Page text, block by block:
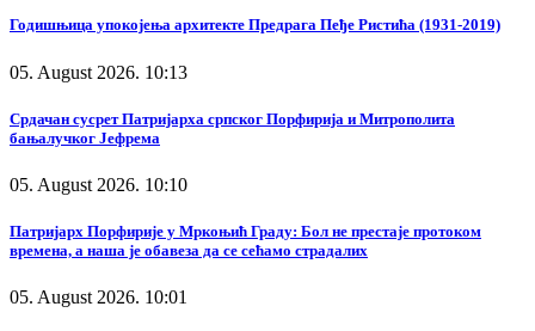
Годишњица упокојења архитекте Предрага Пеђе Ристића (1931-2019)
05. August 2026. 10:13
Срдачан сусрет Патријарха српског Порфирија и Митрополита
бањалучког Јефрема
05. August 2026. 10:10
Патријарх Порфирије у Мркоњић Граду: Бол не престаје протоком
времена, а наша је обавеза да се сећамо страдалих
05. August 2026. 10:01